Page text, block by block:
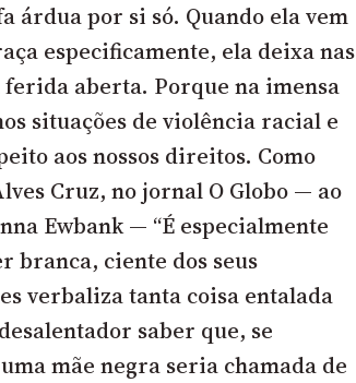
árdua por si só. Quando ela vem
especificamente, ela deixa nas
aberta. Porque na imensa
situações de violência racial e
aos nossos direitos. Como
Cruz, no jornal O Globo — ao
Ewbank — “É especialmente
branca, ciente dos seus
verbaliza tanta coisa entalada
saber que, se
mãe negra seria chamada de